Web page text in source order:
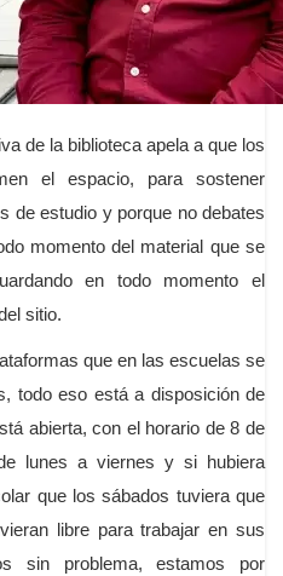
de la biblioteca apela a que los
el espacio, para sostener
de estudio y porque no debates
momento del material que se
en todo momento el
sitio.
que en las escuelas se
todo eso está a disposición de
abierta, con el horario de 8 de
lunes a viernes y si hubiera
que los sábados tuviera que
libre para trabajar en sus
sin problema, estamos por